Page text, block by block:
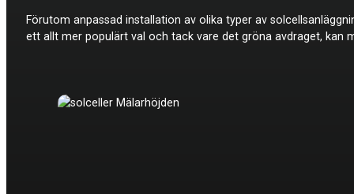
Förutom anpassad installation av olika typer av
ett allt mer populärt val och tack vare det gröna avdraget, kan